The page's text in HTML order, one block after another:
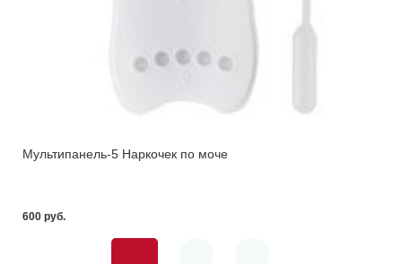
Мультипанель-5 Наркочек по моче
600 pуб.